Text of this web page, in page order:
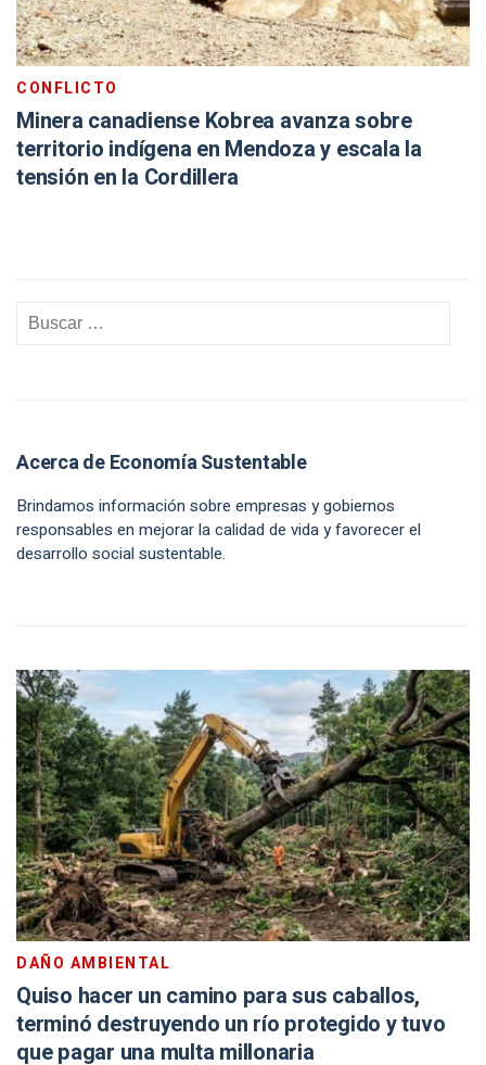
CONFLICTO
Minera canadiense Kobrea avanza sobre
territorio indígena en Mendoza y escala la
tensión en la Cordillera
Acerca de Economía Sustentable
Brindamos información sobre empresas y gobiernos
responsables en mejorar la calidad de vida y favorecer el
desarrollo social sustentable.
DAÑO AMBIENTAL
Quiso hacer un camino para sus caballos,
terminó destruyendo un río protegido y tuvo
que pagar una multa millonaria